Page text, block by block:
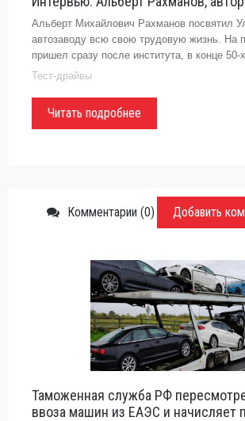
Альберт Михайлович Рахманов посвятил
автозаводу всю свою трудовую жизнь. На
пришел сразу после института, в конце
дизайнером УАЗа стал уже в 1966 году и
Тест-драйвы
Читать подробнее
Комментарии (0) Добавить
Таможенная служба РФ
ввоза машин из ЕАЭС и начисляет